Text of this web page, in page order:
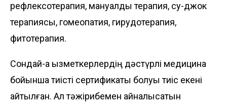
рефлексотерапия, мануалды терапия, су-джок
терапиясы, гомеопатия, гирудотерапия,
фитотерапия.
Сондай-ақ қызметкерлердің дәстүрлі медицина
бойынша тиісті сертификаты болуы тиіс екені
айтылған. Ал тәжірибемен айналысатын